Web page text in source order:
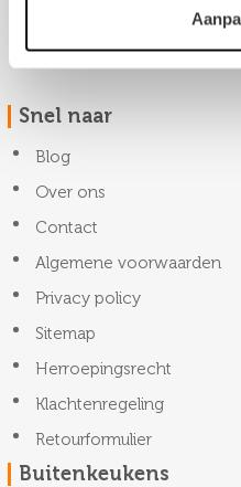
Snel naar
Blog
Over ons
Contact
Algemene voorwaarden
Privacy policy
Sitemap
Herroepingsrecht
Klachtenregeling
Retourformulier
Buitenkeukens